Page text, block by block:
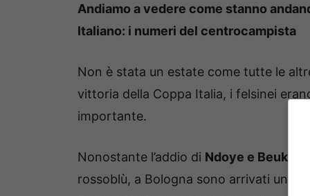
Andiamo a vedere come stanno
Italiano: i numeri del centrocampista
Non è stata un estate come tutte le
vittoria della Coppa Italia, i felsinei
importante.
Nonostante l’addio di Ndoye e Beukema,
rossoblù, a Bologna sono arrivati un